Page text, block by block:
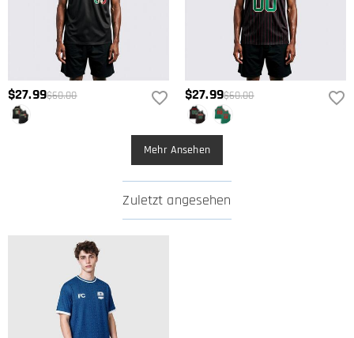
$27.99$60.00 $27.99$60.00
Mehr Ansehen
Zuletzt angesehen